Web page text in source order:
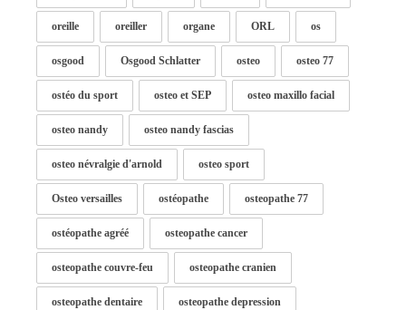
oreille oreiller organe ORL os
osgood Osgood Schlatter osteo osteo 77
ostéo du sport osteo et SEP osteo maxillo facial
osteo nandy osteo nandy fascias
osteo névralgie d'arnold osteo sport
Osteo versailles ostéopathe osteopathe 77
ostéopathe agréé osteopathe cancer
osteopathe couvre-feu osteopathe cranien
osteopathe dentaire osteopathe depression